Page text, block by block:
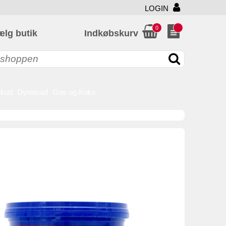
LOGIN
butik Indkøbskurv
0